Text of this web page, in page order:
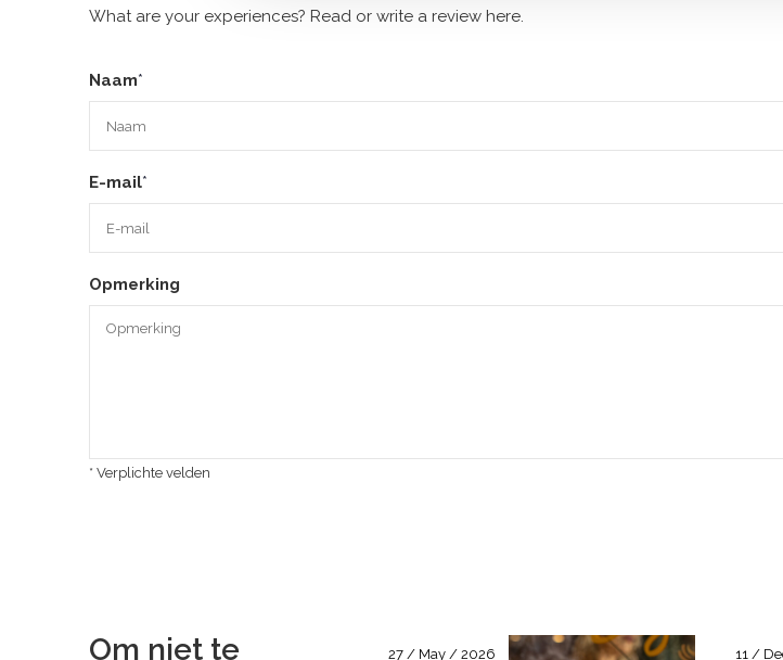
What are your experiences? Read or write a review here.
Naam*
E-mail*
Opmerking
* Verplichte velden
Om niet te
27 / May / 2026 11 /